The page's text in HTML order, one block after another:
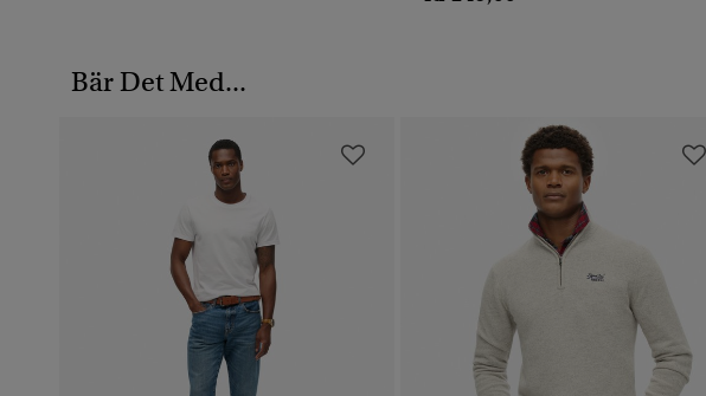
Bär Det Med...